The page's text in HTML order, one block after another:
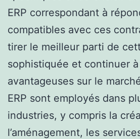
ERP correspondant à
compatibles avec ces
tirer le meilleur parti de
sophistiquée et continuer
avantageuses sur le
ERP sont employés dans
industries, y compris la
l’aménagement, les